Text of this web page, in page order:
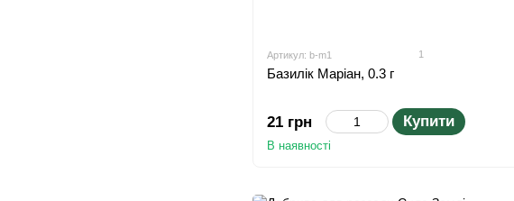
Артикул: b-m1 1
Базилік Маріан, 0.3 г
21 грн Купити
В наявності